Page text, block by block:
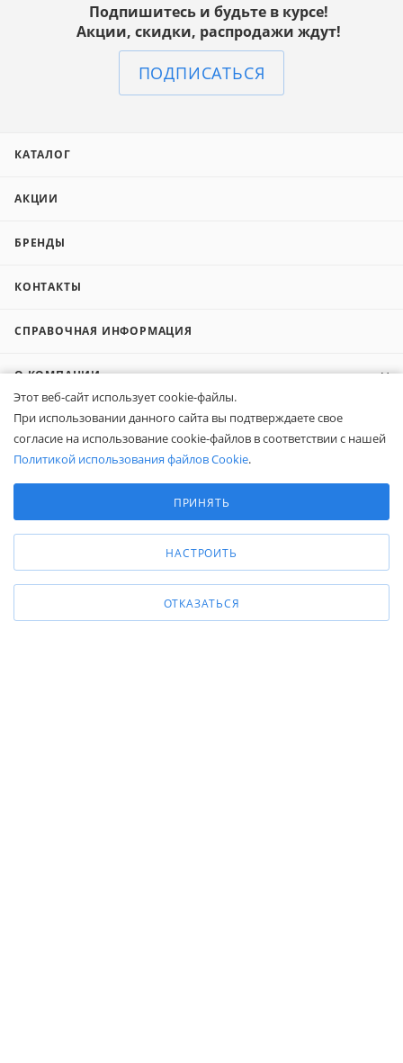
Подпишитесь и будьте в курсе!
Акции, скидки, распродажи ждут!
ПОДПИСАТЬСЯ
КАТАЛОГ
АКЦИИ
БРЕНДЫ
КОНТАКТЫ
СПРАВОЧНАЯ ИНФОРМАЦИЯ
О КОМПАНИИ
КОМПАНИЯМ
ПОКУПАТЕЛЯМ
zakaz@belapex.ru
г. Москва, ул. Промышленная, д. 11
Этот веб-сайт использует cookie-файлы.
При использовании данного сайта вы подтверждаете свое
согласие на использование cookie-файлов в соответствии с нашей
Политикой использования файлов Cookie.
Аналитические/Функциональные
ПРИНЯТЬ
НАСТРОИТЬ
ОТКАЗАТЬСЯ